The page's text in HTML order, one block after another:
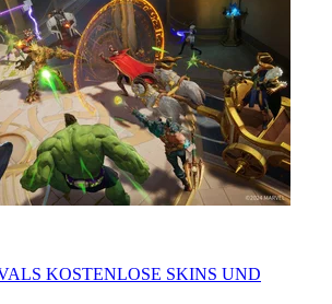
KOSTENLOSE SKINS UND